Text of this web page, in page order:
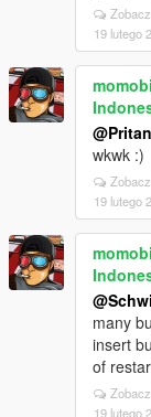
19 lutego
wkwk :)
19 lutego
many
insert
of
19 lutego